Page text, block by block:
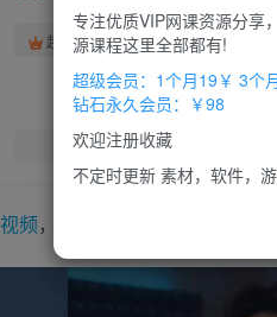
超级会员免费 钻石会员
您当前未登录！
视频，全流程保姆级教学
专注优质VIP网课资源分享
源课程这里全部都有!
超级会员：1个月19￥ 3个
钻石永久会员：￥98
欢迎注册收藏
不定时更新 素材，软件，